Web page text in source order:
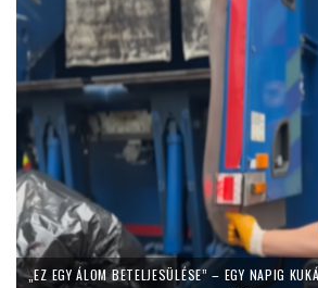
„EZ EGY ÁLOM BETELJESÜLÉSE” – EGY NAPIG